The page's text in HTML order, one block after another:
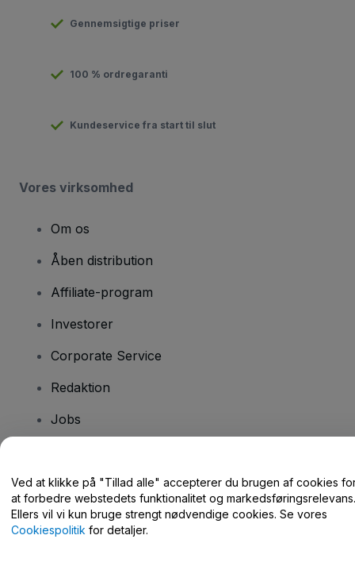
Gennemsigtige priser
100 % ordregaranti
Kundeservice fra start til slut
Vores virksomhed
Om os
Åben distribution
Affiliate-program
Investorer
Corporate Service
Redaktion
Jobs
Har du spørgsmål?
Hjælpecenter / Kontakt os
Ved at klikke på "Tillad alle" accepterer du brugen af cookies
at forbedre webstedets funktionalitet og markedsføringsrelevans.
Ellers vil vi kun bruge strengt nødvendige cookies. Se vores
Cookiespolitik for detaljer.